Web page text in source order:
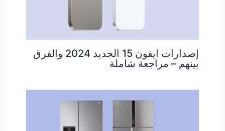
إصدارات ايفون 15 الجديد 2024 والفرق
بينهم – مراجعة شاملة